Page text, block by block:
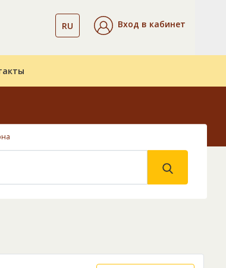
RU Вход в кабинет